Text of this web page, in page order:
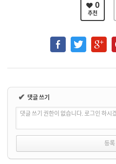
0
추천
✔ 댓글 쓰기
댓글 쓰기 권한이 없습니다. 로그인 하시